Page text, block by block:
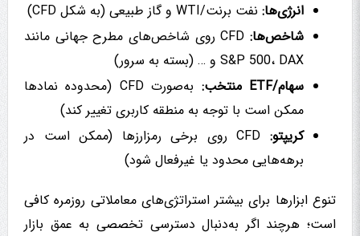
انرژی‌ها:نفت برنت/WTI و گاز طبیعی (به شکل CFD)
شاخص‌ها:
CFD روی شاخص‌های مطرح جهانی مانند
S&P 500، DAX و … (بسته به سرور)
سهام/ETF منتخب:
به‌صورت CFD (محدوده نمادها
ممکن است با توجه به منطقه کاربری تغییر کند)
کریپتو:
CFD روی برخی رمزارزها (ممکن است در
برهه‌هایی محدود یا غیرفعال شود)
تنوع ابزارها برای بیشتر استراتژی‌های معاملاتی روزمره کافی
است؛ هرچند اگر به‌دنبال دسترسی تخصصی به عمق بازار